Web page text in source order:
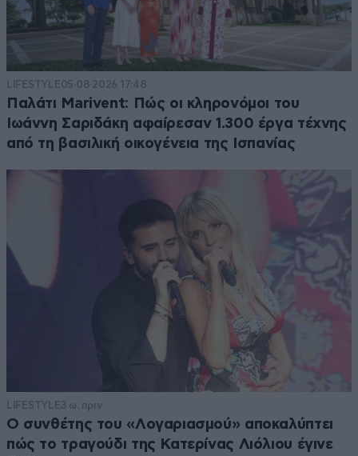
LIFESTYLE05·08·2026 17:48
Παλάτι Marivent: Πώς οι κληρονόμοι του
Ιωάννη Σαριδάκη αφαίρεσαν 1.300 έργα τέχνης
από τη βασιλική οικογένεια της Ισπανίας
LIFESTYLE3 ω. πριν
Ο συνθέτης του «Λογαριασμού» αποκαλύπτει
πώς το τραγούδι της Κατερίνας Λιόλιου έγινε